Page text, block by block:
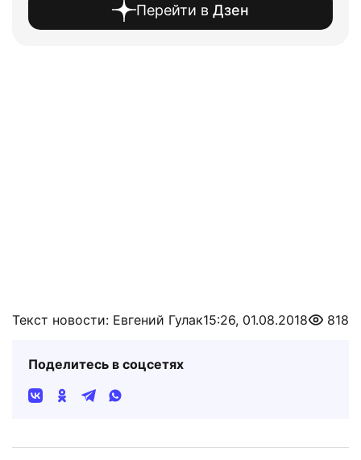
Перейти в Дзен
Текст новости: Евгений Гулак15:26, 01.08.2018 818
Поделитесь в соцсетях